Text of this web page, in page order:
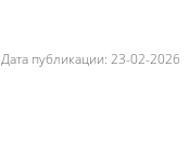
Дата публикации: 23-02-